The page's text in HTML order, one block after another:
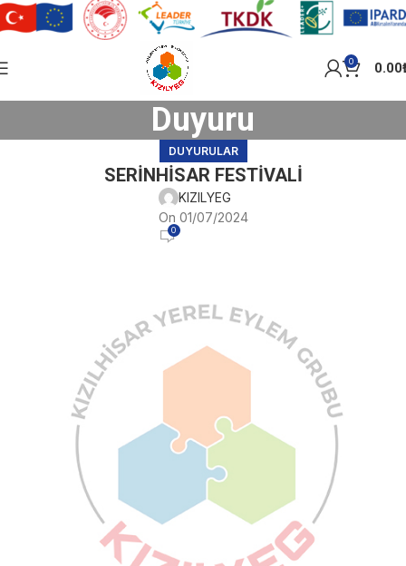
0 0.00
Duyuru
DUYURULAR
SERİNHİSAR FESTİVALİ
KIZILYEG
On 01/07/2024
0